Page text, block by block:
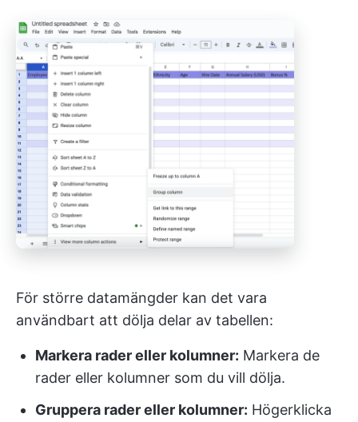
För större datamängder kan det vara
användbart att dölja delar av tabellen:
Markera rader eller kolumner: Markera de
rader eller kolumner som du vill dölja.
Gruppera rader eller kolumner: Högerklicka